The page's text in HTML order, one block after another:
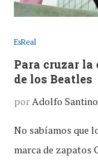
EsReal
Para cruzar la
de los Beatles
porAdolfo Santino
No sabíamos que
marca de zapatos